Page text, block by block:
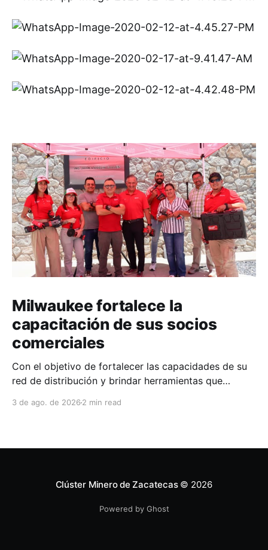
Milwaukee fortalece la
capacitación de sus socios
comerciales
Con el objetivo de fortalecer las capacidades de su
red de distribución y brindar herramientas que
técnico, Milwaukee llevó a cabo una capacitación
3 de ago. de 2026 2 min read
Clúster Minero de Zacatecas© 2026
Powered by Ghost